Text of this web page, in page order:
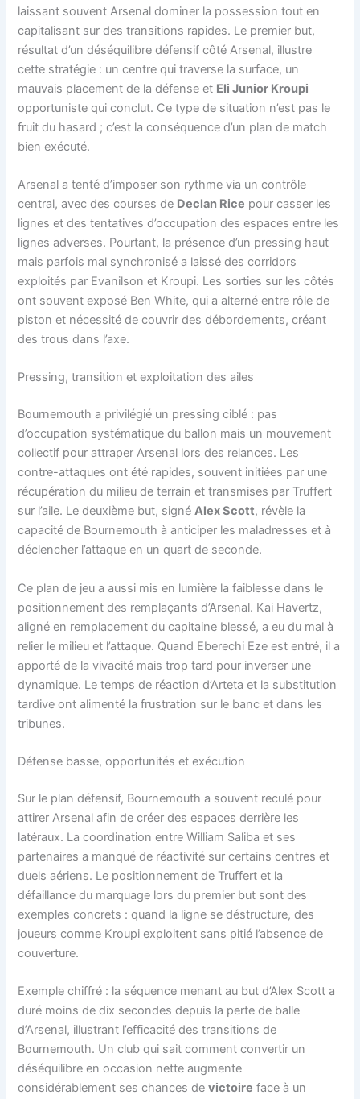
laissant souvent Arsenal dominer la possession tout en
capitalisant sur des transitions rapides. Le premier but,
résultat d’un déséquilibre défensif côté Arsenal, illustre
cette stratégie : un centre qui traverse la surface, un
mauvais placement de la défense et Eli Junior Kroupi
opportuniste qui conclut. Ce type de situation n’est pas le
fruit du hasard ; c’est la conséquence d’un plan de match
bien exécuté.
Arsenal a tenté d’imposer son rythme via un contrôle
central, avec des courses de Declan Rice pour casser les
lignes et des tentatives d’occupation des espaces entre les
lignes adverses. Pourtant, la présence d’un pressing haut
mais parfois mal synchronisé a laissé des corridors
exploités par Evanilson et Kroupi. Les sorties sur les côtés
ont souvent exposé Ben White, qui a alterné entre rôle de
piston et nécessité de couvrir des débordements, créant
des trous dans l’axe.
Pressing, transition et exploitation des ailes
Bournemouth a privilégié un pressing ciblé : pas
d’occupation systématique du ballon mais un mouvement
collectif pour attraper Arsenal lors des relances. Les
contre-attaques ont été rapides, souvent initiées par une
récupération du milieu de terrain et transmises par Truffert
sur l’aile. Le deuxième but, signéAlex Scott, révèle la
capacité de Bournemouth à anticiper les maladresses et à
déclencher l’attaque en un quart de seconde.
Ce plan de jeu a aussi mis en lumière la faiblesse dans le
positionnement des remplaçants d’Arsenal. Kai Havertz,
aligné en remplacement du capitaine blessé, a eu du mal à
relier le milieu et l’attaque. Quand Eberechi Eze est entré, il a
apporté de la vivacité mais trop tard pour inverser une
dynamique. Le temps de réaction d’Arteta et la substitution
tardive ont alimenté la frustration sur le banc et dans les
tribunes.
Défense basse, opportunités et exécution
Sur le plan défensif, Bournemouth a souvent reculé pour
attirer Arsenal afin de créer des espaces derrière les
latéraux. La coordination entre William Saliba et ses
partenaires a manqué de réactivité sur certains centres et
duels aériens. Le positionnement de Truffert et la
défaillance du marquage lors du premier but sont des
exemples concrets : quand la ligne se déstructure, des
joueurs comme Kroupi exploitent sans pitié l’absence de
couverture.
Exemple chiffré : la séquence menant au but d’Alex Scott a
duré moins de dix secondes depuis la perte de balle
d’Arsenal, illustrant l’efficacité des transitions de
Bournemouth. Un club qui sait comment convertir un
déséquilibre en occasion nette augmente
considérablement ses chances devictoire face à un